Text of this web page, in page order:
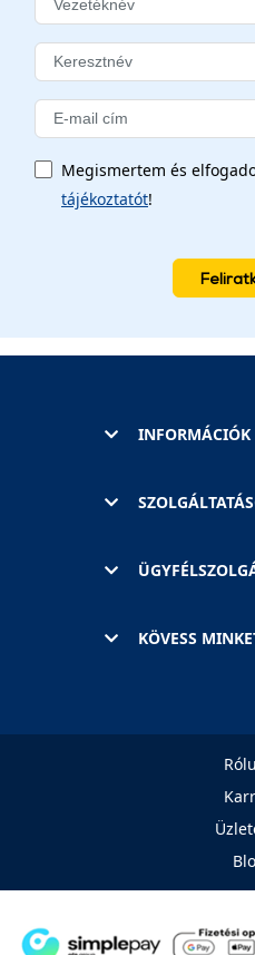
Megismertem és
tájékoztatót!
INFORMÁCIÓK
KÖVESS